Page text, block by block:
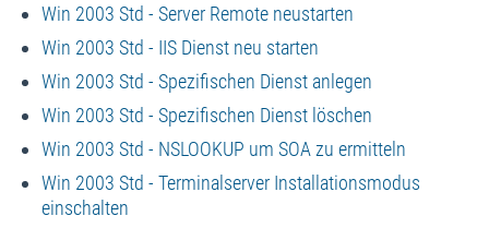
Win 2003 Std - Server Remote neustarten
Win 2003 Std - IIS Dienst neu starten
Win 2003 Std - Spezifischen Dienst anlegen
Win 2003 Std - Spezifischen Dienst löschen
Win 2003 Std - NSLOOKUP um SOA zu ermitteln
Win 2003 Std - Terminalserver Installationsmodus
einschalten